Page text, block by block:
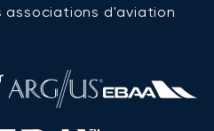
associations d'aviation